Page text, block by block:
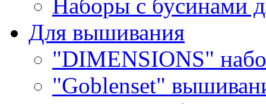
Наборы с бусинами
Для вышивания
"DIMENSIONS"
"Goblenset"